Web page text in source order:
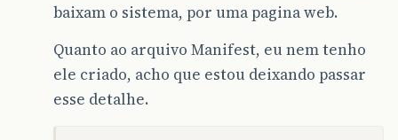
baixam o sistema, por uma pagina web.
Quanto ao arquivo Manifest, eu nem tenho
ele criado, acho que estou deixando passar
esse detalhe.